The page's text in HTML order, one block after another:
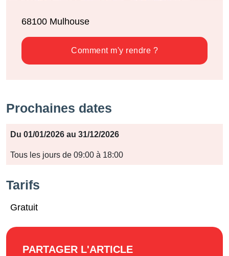
68100 Mulhouse
Comment m'y rendre ?
Prochaines dates
Période
Jours
Du 01/01/2026 au 31/12/2026
Tous les jours de 09:00 à 18:00
Tarifs
Gratuit
PARTAGER L'ARTICLE